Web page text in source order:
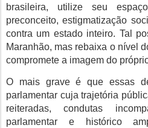
brasileira, utilize seu
preconceito, estigmatização
contra um estado inteiro. Tal
Maranhão, mas rebaixa o nível
compromete a imagem do
O mais grave é que essas
parlamentar cuja trajetória
reiteradas, condutas
parlamentar e histórico